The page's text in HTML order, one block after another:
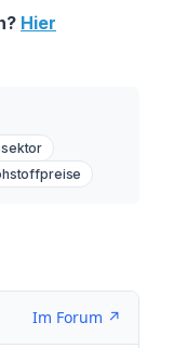
Hier